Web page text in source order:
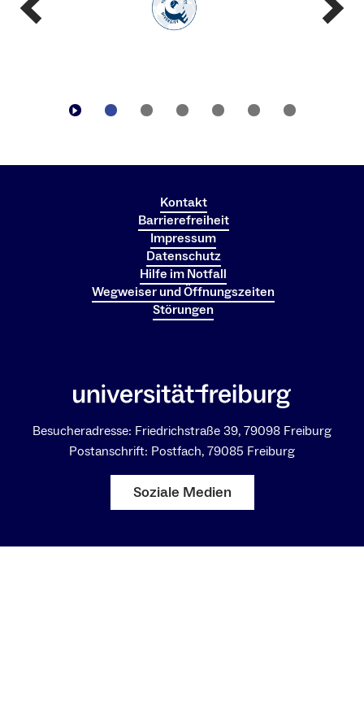
Kontakt
Barrierefreiheit
Impressum
Datenschutz
Hilfe im Notfall
Wegweiser und Öffnungszeiten
Störungen
Besucheradresse: Friedrichstraße 39, 79098 Freiburg
Postanschrift: Postfach, 79085 Freiburg
Soziale Medien